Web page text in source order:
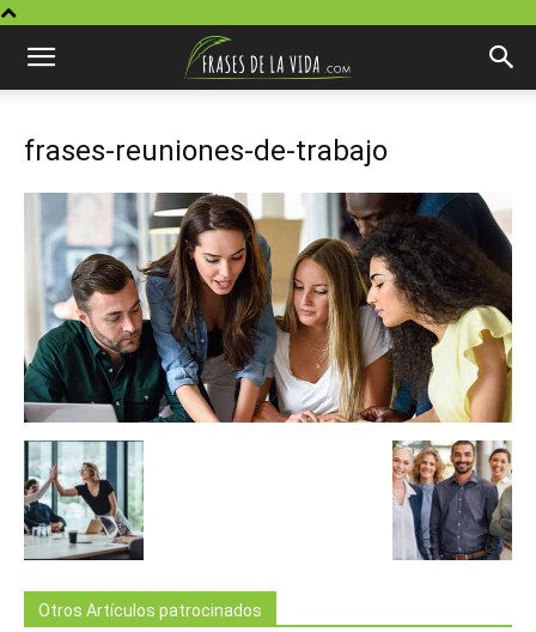
frases-reuniones-de-trabajo
Otros Artículos patrocinados